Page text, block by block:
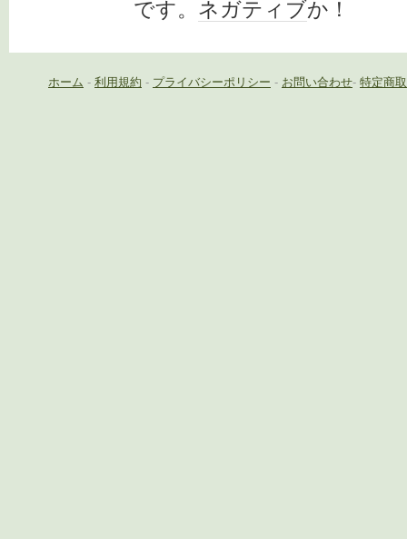
です。 ネガティブか！
ホーム - 利用規約 - プライバシーポリシー - お問い合わせ- 特定商